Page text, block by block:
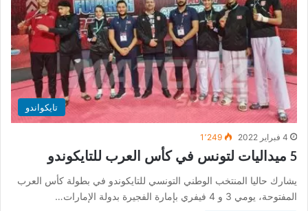
تايكواندو
4 فبراير 2022 1٬249
5 ميداليات لتونس في كأس العرب للتايكوندو
يشارك حاليا المنتخب الوطني التونسي للتايكوندو في بطولة كأس العرب
المفتوحة، يومي 3 و 4 فيفري بإمارة الفجيرة بدولة الإمارات…